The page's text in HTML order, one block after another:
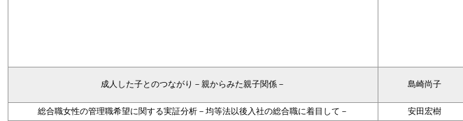
成人した子とのつながり－親からみた親子関係－ 島崎尚子
総合職女性の管理職希望に関する実証分析－均等法以後入社の総合職に着目して－
安田宏樹